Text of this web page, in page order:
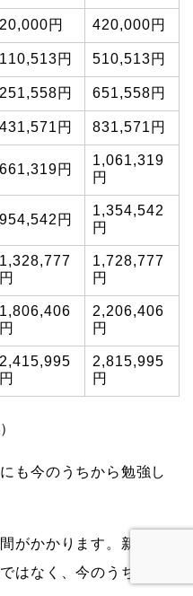
20,000円 420,000円
110,513円 510,513円
251,558円 651,558円
431,571円 831,571円
661,319円
1,061,319
円
954,542円
1,354,542
円
1,328,777
円
1,728,777
円
1,806,406
円
2,206,406
円
2,415,995
円
2,815,995
円
も今のうちから勉強し
がかかります。新NISA
はなく、今のうちから